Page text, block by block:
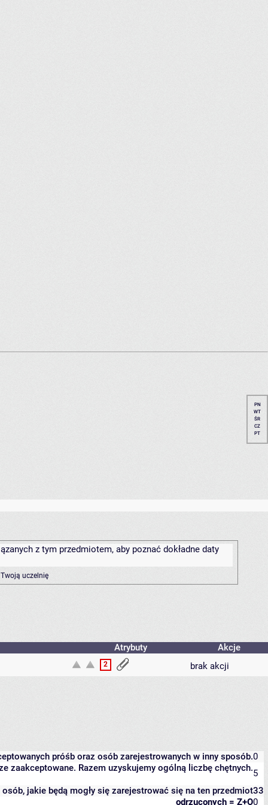
PN
WT
ŚR
CZ
PT
z tym przedmiotem, aby poznać dokładne daty
uczelnię
Atrybuty Akcje
2 brak akcji
próśb oraz osób zarejestrowanych w inny sposób.0
zaakceptowane. Razem uzyskujemy ogólną liczbę chętnych.5
jakie będą mogły się zarejestrować się na ten przedmiot33
odrzuconych = Z+O0